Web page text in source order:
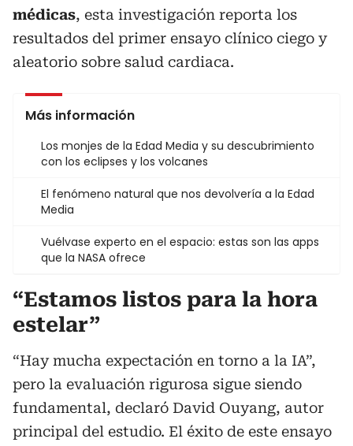
médicas, esta investigación reporta los
resultados del primer ensayo clínico ciego y
aleatorio sobre salud cardiaca.
Más información
Los monjes de la Edad Media y su descubrimiento
con los eclipses y los volcanes
El fenómeno natural que nos devolvería a la Edad
Media
Vuélvase experto en el espacio: estas son las apps
que la NASA ofrece
“Estamos listos para la hora
estelar”
“Hay mucha expectación en torno a la IA”,
pero la evaluación rigurosa sigue siendo
fundamental, declaró David Ouyang, autor
principal del estudio. El éxito de este ensayo